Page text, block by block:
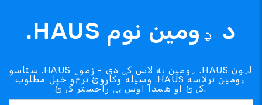
.HAUS د ډومین نوم
ستاسو .HAUS ډومین په لاس کې دی - زموږ .HAUS لټون
وسیله وکاروئ ترڅو خپل مطلوب .HAUS ډومین ترلاسه
کړئ او همدا اوس یې راجستر کړئ.